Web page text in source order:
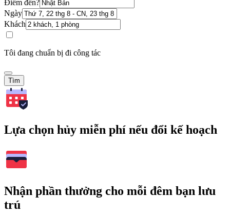
Điểm đến?
Ngày
Khách
Tôi đang chuẩn bị đi công tác
Tìm
Lựa chọn hủy miễn phí nếu đổi kế hoạch
Nhận phần thưởng cho mỗi đêm bạn lưu
trú